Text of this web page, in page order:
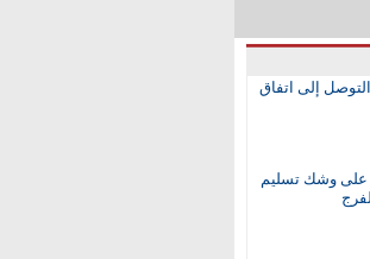
إلى اتفاق
على وشك تسليم